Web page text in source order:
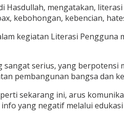
Hasdullah, mengatakan,
kebohongan, kebencian,
kegiatan Literasi Pengguna
sangat serius, yang
pembangunan bangsa dan
sekarang ini, arus
yang negatif melalui